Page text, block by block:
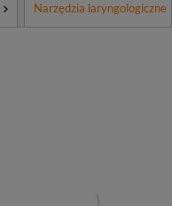
Narzędzia laryngologiczne